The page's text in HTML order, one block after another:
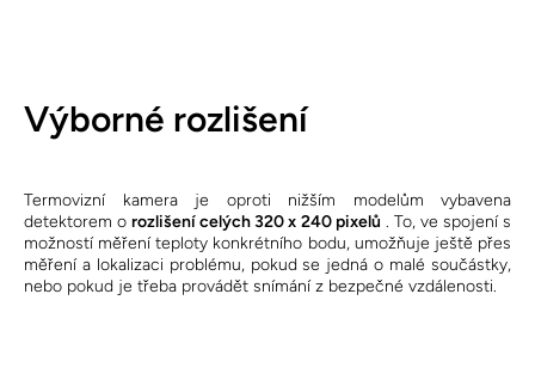
Výborné rozlišení
Termovizní kamera je oproti nižším modelům vybavena
detektorem orozlišení celých 320 x 240 pixelů . To, ve spojení s
možností měření teploty konkrétního bodu, umožňuje ještě přes
měření a lokalizaci problému, pokud se jedná o malé součástky,
nebo pokud je třeba provádět snímání z bezpečné vzdálenosti.